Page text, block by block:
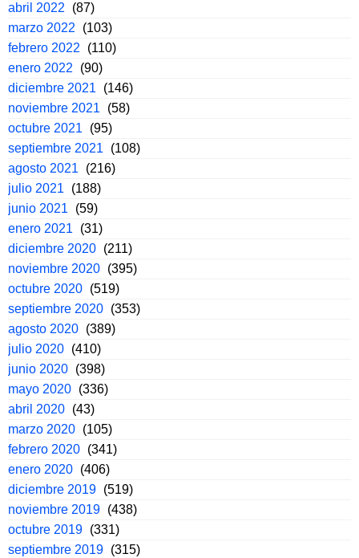
abril 2022
(87)
marzo 2022
(103)
febrero 2022
(110)
enero 2022
(90)
diciembre 2021
(146)
noviembre 2021
(58)
octubre 2021
(95)
septiembre 2021
(108)
agosto 2021
(216)
julio 2021
(188)
junio 2021
(59)
enero 2021
(31)
diciembre 2020 (211)
noviembre 2020 (395)
octubre 2020 (519)
septiembre 2020 (353)
agosto 2020 (389)
julio 2020 (410)
junio 2020 (398)
mayo 2020 (336)
abril 2020 (43)
marzo 2020 (105)
febrero 2020 (341)
enero 2020 (406)
diciembre 2019 (519)
noviembre 2019 (438)
octubre 2019 (331)
septiembre 2019 (315)